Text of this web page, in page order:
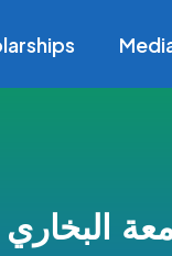
البخاري